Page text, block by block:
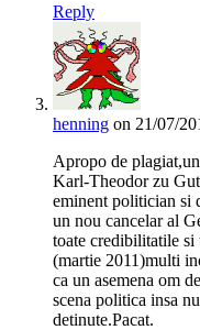
Reply
henning on 21/07/
Apropo de
Karl-Theodor zu
eminent politician si
un nou cancelar al
toate credibilitatile si
(martie 2011)multi
ca un asemena om
scena politica insa
detinute.Pacat.